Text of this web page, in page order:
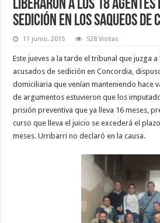
Liberaron a los 18 agentes
sedición en los saqueos de
11 junio, 2015 528 Visitas
Este jueves a la tarde el tribunal que juzga
acusados de sedición en Concordia,
domiciliaria que venían manteniendo hace
de argumentos estuvieron que los
prisión preventiva que ya lleva 16 meses,
curso que lleva el juicio se excederá el
meses. Urribarri no declaró en la causa.